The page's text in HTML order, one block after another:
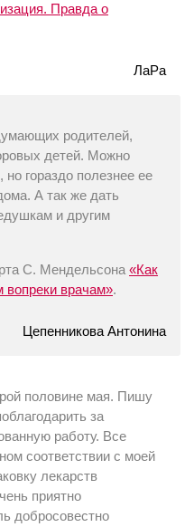
Правда о
ЛаРа
родителей,
детей. Можно
но гораздо полезнее ее
А так же дать
и другим
С. Мендельсона «Как
вопреки врачам».
Цепенникова Антонина
половине мая. Пишу
за
работу. Все
соответствии с моей
лекарств
приятно
добросовестно